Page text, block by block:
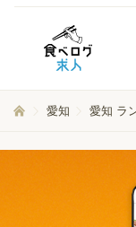
愛知 愛知 ラ